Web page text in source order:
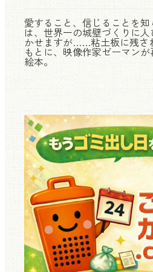
愛すること、信じることを
は、世界一の城壁づくりに
かせますが……粘土板に残さ
もとに、映像作家ゼーマン
絵本。